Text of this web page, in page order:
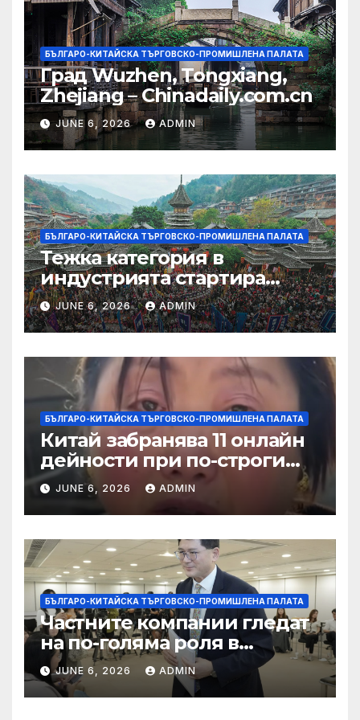
БЪЛГАРО-КИТАЙСКА ТЪРГОВСКО-ПРОМИШЛЕНА ПАЛАТА
Град Wuzhen, Tongxiang,
Zhejiang – Chinadaily.com.cn
JUNE 6, 2026 ADMIN
БЪЛГАРО-КИТАЙСКА ТЪРГОВСКО-ПРОМИШЛЕНА ПАЛАТА
Тежка категория в
индустрията стартира
алианс за космическа
слънчева енергия
JUNE 6, 2026 ADMIN
БЪЛГАРО-КИТАЙСКА ТЪРГОВСКО-ПРОМИШЛЕНА ПАЛАТА
Китай забранява 11 онлайн
дейности при по-строги
правила за ограничаване на
слуховете и
кибернасилниците
JUNE 6, 2026 ADMIN
БЪЛГАРО-КИТАЙСКА ТЪРГОВСКО-ПРОМИШЛЕНА ПАЛАТА
Частните компании гледат
на по-голяма роля в
стратегическата
енергетика
JUNE 6, 2026 ADMIN